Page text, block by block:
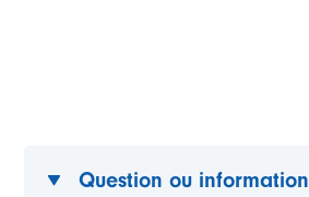
Question ou information